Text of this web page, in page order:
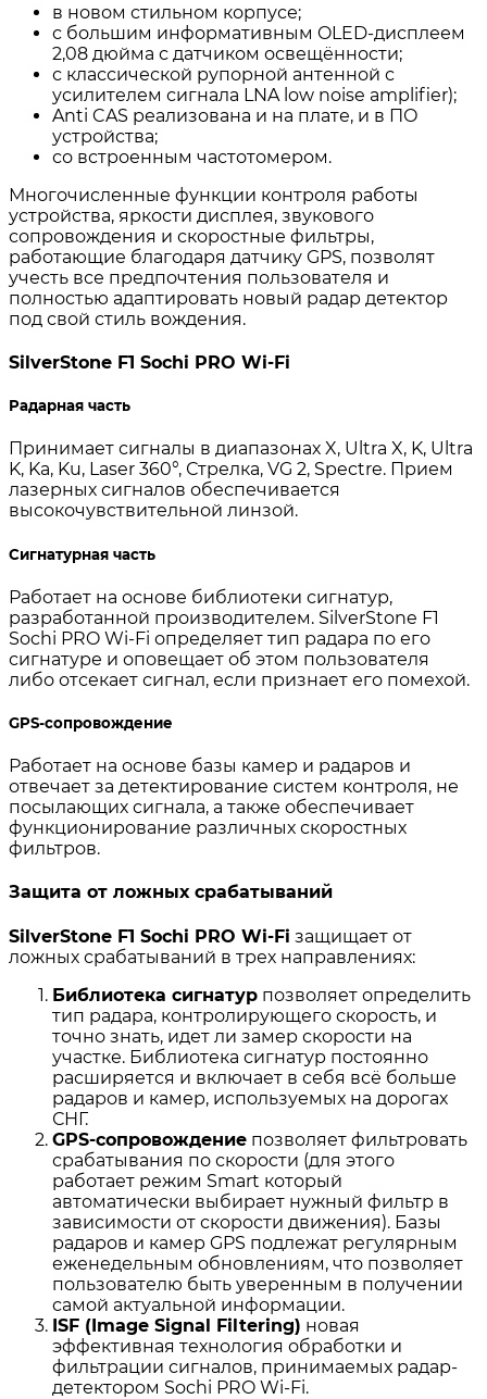
в новом стильном корпусе;
с большим информативным OLED-дисплеем
2,08 дюйма с датчиком освещённости;
с классической рупорной антенной с
усилителем сигнала LNA low noise amplifier);
Anti CAS реализована и на плате, и в ПО
устройства;
со встроенным частотомером.
Многочисленные функции контроля работы
устройства, яркости дисплея, звукового
сопровождения и скоростные фильтры,
работающие благодаря датчику GPS, позволят
учесть все предпочтения пользователя и
полностью адаптировать новый радар детектор
под свой стиль вождения.
SilverStone F1 Sochi PRO Wi-Fi
Радарная часть
Принимает сигналы в диапазонах X, Ultra X, K, Ultra
K, Ka, Ku, Laser 360°, Стрелка, VG 2, Spectre. Прием
лазерных сигналов обеспечивается
высокочувствительной линзой.
Сигнатурная часть
Работает на основе библиотеки сигнатур,
разработанной производителем. SilverStone F1
Sochi PRO Wi-Fi определяет тип радара по его
сигнатуре и оповещает об этом пользователя
либо отсекает сигнал, если признает его помехой.
GPS-сопровождение
Работает на основе базы камер и радаров и
отвечает за детектирование систем контроля, не
посылающих сигнала, а также обеспечивает
функционирование различных скоростных
фильтров.
Защита от ложных срабатываний
SilverStone F1 Sochi PRO Wi-Fi защищает от
ложных срабатываний в трех направлениях:
Библиотека сигнатур позволяет определить
тип радара, контролирующего скорость, и
точно знать, идет ли замер скорости на
участке. Библиотека сигнатур постоянно
расширяется и включает в себя всё больше
радаров и камер, используемых на дорогах
СНГ.
GPS-сопровождение позволяет фильтровать
срабатывания по скорости (для этого
работает режим Smart который
автоматически выбирает нужный фильтр в
зависимости от скорости движения). Базы
радаров и камер GPS подлежат регулярным
еженедельным обновлениям, что позволяет
пользователю быть уверенным в получении
самой актуальной информации.
ISF (Image Signal Filtering) новая
эффективная технология обработки и
фильтрации сигналов, принимаемых радар-
детектором Sochi PRO Wi-Fi.